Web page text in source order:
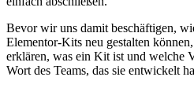
Bevor wir uns damit beschäftigen,
Elementor-Kits neu gestalten
erklären, was ein Kit ist und welche
Wort des Teams, das sie entwickelt